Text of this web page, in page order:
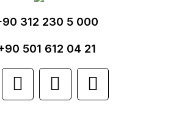
bozuk veya
eksik bilgiler bulunuyor.
hatalar bulunuyor.
sitelerden daha pahalı.
312 230 5 000
501 612 04 21